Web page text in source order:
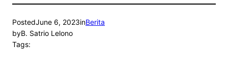
PostedJune 6, 2023inBerita
byB. Satrio Lelono
Tags: